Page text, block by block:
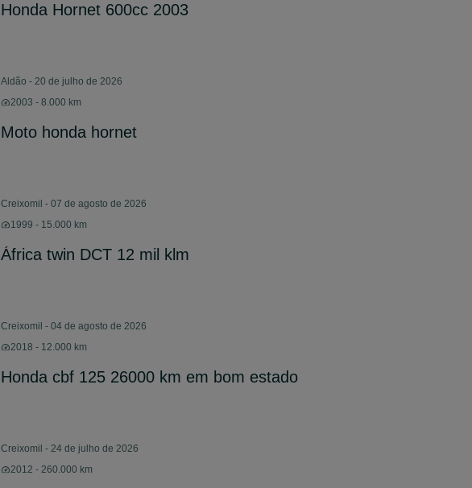
Honda Hornet 600cc 2003
Aldão - 20 de julho de 2026
2003 - 8.000 km
Moto honda hornet
Creixomil - 07 de agosto de 2026
1999 - 15.000 km
África twin DCT 12 mil klm
Creixomil - 04 de agosto de 2026
2018 - 12.000 km
Honda cbf 125 26000 km em bom estado
Creixomil - 24 de julho de 2026
2012 - 260.000 km